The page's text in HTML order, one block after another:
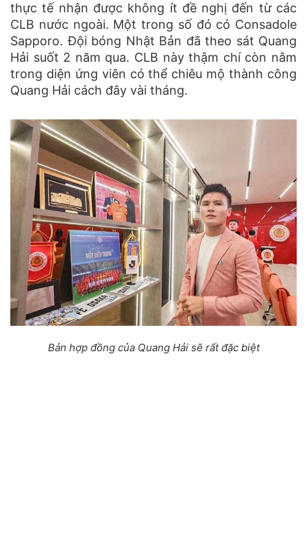
thực tế nhận được không ít đề nghị đến từ các
CLB nước ngoài. Một trong số đó có Consadole
Sapporo. Đội bóng Nhật Bản đã theo sát Quang
Hải suốt 2 năm qua. CLB này thậm chí còn nằm
trong diện ứng viên có thể chiêu mộ thành công
Quang Hải cách đây vài tháng.
Bản hợp đồng của Quang Hải sẽ rất đặc biệt